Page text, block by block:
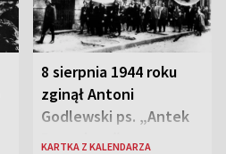
8 sierpnia 1944 roku
zginął Antoni
Godlewski ps. „Antek
Rozpylacz”
KARTKA Z KALENDARZA